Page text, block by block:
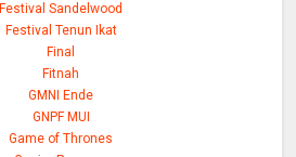
Festival Sandelwood
Festival Tenun Ikat
Final
Fitnah
GMNI Ende
GNPF MUI
Game of Thrones